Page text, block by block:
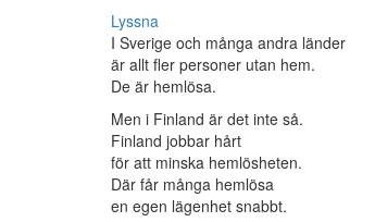
Lyssna
I Sverige och många andra länder
är allt fler personer utan hem.
De är hemlösa.
Men i Finland är det inte så.
Finland jobbar hårt
för att minska hemlösheten.
Där får många hemlösa
en egen lägenhet snabbt.